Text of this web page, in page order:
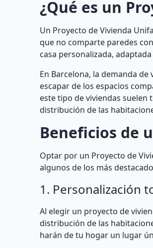
¿Qué es un
Un Proyecto de Vivienda
que no comparte paredes
casa personalizada,
En Barcelona, la demanda
escapar de los espacios
este tipo de viviendas suelen
distribución de las
Beneficios de
Optar por un Proyecto de
algunos de los más
1. Personalización
Al elegir un proyecto de
distribución de las
harán de tu hogar un lugar